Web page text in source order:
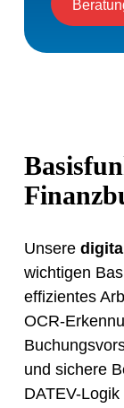
Unsere
wichtigen
effizientes
OCR-
und sichere
DATEV-